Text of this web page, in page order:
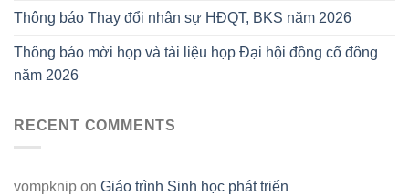
Thông báo Thay đổi nhân sự HĐQT, BKS năm 2026
Thông báo mời họp và tài liệu họp Đại hội đồng cổ đông
năm 2026
RECENT COMMENTS
vompknip on Giáo trình Sinh học phát triển